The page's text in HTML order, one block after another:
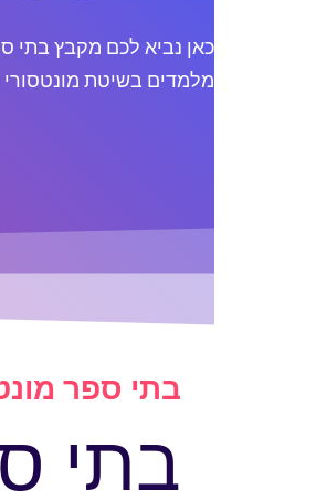
כאן נביא לכם מקבץ בתי
מלמדים בשיטת מונטסורי
בתי ספר
בתי